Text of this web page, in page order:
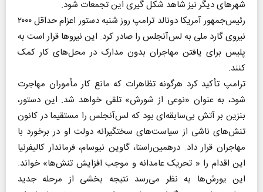
شهرهای دیگر نیز شاهد شکل گیری این تجمعات شود.
رئیس‌جمهور آمریکا دونالد ترامپ روز شنبه دستور اعزام حداقل ۲۰۰۰
نیروی گارد ملی به لس‌آنجلس را صادر کرد. این نیروها قرار است به
پلیس برای یافتن مهاجران بدون مدارک در محل‌های کار کمک
کنند‌.
ترامپ تأکید کرد هرگونه تظاهرات که مانع کار مأموران مهاجرت
شود، به‌ عنوان «نوعی از شورش» تلقی خواهد شد. این دستور،
بنزین بر آتش بی‌سابقه‌ای بود که لس‌آنجلس را مستقیما در کانون
تنش‌های ناشی از سیاست‌های سختگیرانه دولت او در برخورد با
مهاجران قرار داد. درهمین‌‎راستا، گاوین نیوسام، فرماندار کالیفرنیا
این اقدام را « تحریک عامدانه و موجب افزایش تنش‌ها» خواند.
این یورش‌ها به نظر می‌رسد نتیجه بخشی از مرحله جدید